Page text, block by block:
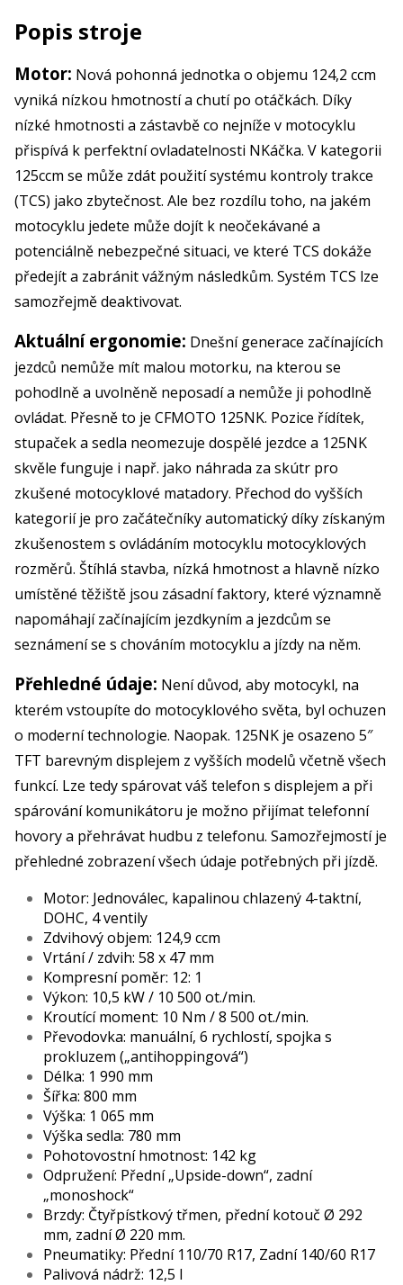
Popis stroje
Motor: Nová pohonná jednotka o objemu 124,2 ccm
vyniká nízkou hmotností a chutí po otáčkách. Díky
nízké hmotnosti a zástavbě co nejníže v motocyklu
přispívá k perfektní ovladatelnosti NKáčka. V kategorii
125ccm se může zdát použití systému kontroly trakce
(TCS) jako zbytečnost. Ale bez rozdílu toho, na jakém
motocyklu jedete může dojít k neočekávané a
potenciálně nebezpečné situaci, ve které TCS dokáže
předejít a zabránit vážným následkům. Systém TCS lze
samozřejmě deaktivovat.
Aktuální ergonomie: Dnešní generace začínajících
jezdců nemůže mít malou motorku, na kterou se
pohodlně a uvolněně neposadí a nemůže ji pohodlně
ovládat. Přesně to je CFMOTO 125NK. Pozice řídítek,
stupaček a sedla neomezuje dospělé jezdce a 125NK
skvěle funguje i např. jako náhrada za skútr pro
zkušené motocyklové matadory. Přechod do vyšších
kategorií je pro začátečníky automatický díky získaným
zkušenostem s ovládáním motocyklu motocyklových
rozměrů. Štíhlá stavba, nízká hmotnost a hlavně nízko
umístěné těžiště jsou zásadní faktory, které významně
napomáhají začínajícím jezdkyním a jezdcům se
seznámení se s chováním motocyklu a jízdy na něm.
Přehledné údaje: Není důvod, aby motocykl, na
kterém vstoupíte do motocyklového světa, byl ochuzen
o moderní technologie. Naopak. 125NK je osazeno 5″
TFT barevným displejem z vyšších modelů včetně všech
funkcí. Lze tedy spárovat váš telefon s displejem a při
spárování komunikátoru je možno přijímat telefonní
hovory a přehrávat hudbu z telefonu. Samozřejmostí je
přehledné zobrazení všech údaje potřebných při jízdě.
Motor: Jednoválec, kapalinou chlazený 4-taktní,
DOHC, 4 ventily
Zdvihový objem: 124,9 ccm
Vrtání / zdvih: 58 x 47 mm
Kompresní poměr: 12: 1
Výkon: 10,5 kW / 10 500 ot./min.
Kroutící moment: 10 Nm / 8 500 ot./min.
Převodovka: manuální, 6 rychlostí, spojka s
prokluzem („antihoppingová“)
Délka: 1 990 mm
Šířka: 800 mm
Výška: 1 065 mm
Výška sedla: 780 mm
Pohotovostní hmotnost: 142 kg
Odpružení: Přední „Upside-down“, zadní
„monoshock“
Brzdy: Čtyřpístkový třmen, přední kotouč Ø 292
mm, zadní Ø 220 mm.
Pneumatiky: Přední 110/70 R17, Zadní 140/60 R17
Palivová nádrž: 12,5 l